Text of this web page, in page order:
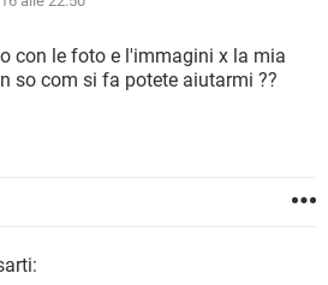
FACEBOOK
WHATSAPP
ANDROID
con le foto e l'immagini x la mia
so com si fa potete aiutarmi ??